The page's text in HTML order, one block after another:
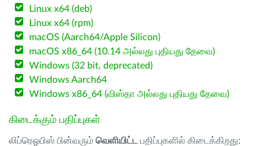
Linux x64 (deb)
Linux x64 (rpm)
macOS (Aarch64/Apple Silicon)
macOS x86_64 (10.14 அல்லது புதியது தேவை)
Windows (32 bit, deprecated)
Windows Aarch64
Windows x86_64 (விஸ்தா அல்லது புதியது தேவை)
கிடைக்கும் பதிப்புகள்
லிப்ரெஓபிஸ் பின்வரும் வெளியிட்ட பதிப்புகளில் கிடைக்கிறது: